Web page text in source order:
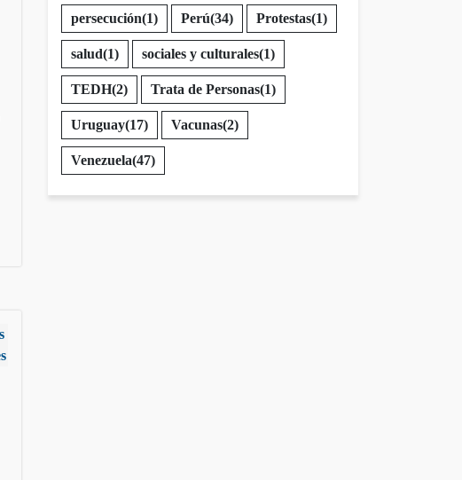
persecución(1) Perú(34) Protestas(1)
salud(1) sociales y culturales(1)
TEDH(2) Trata de Personas(1)
Uruguay(17) Vacunas(2)
Venezuela(47)